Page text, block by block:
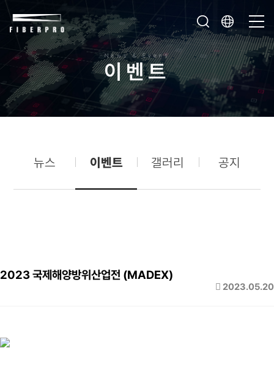
News & Event
이벤트
뉴스 이벤트 갤러리 공지
2023 국제해양방위산업전 (MADEX)
2023.05.20